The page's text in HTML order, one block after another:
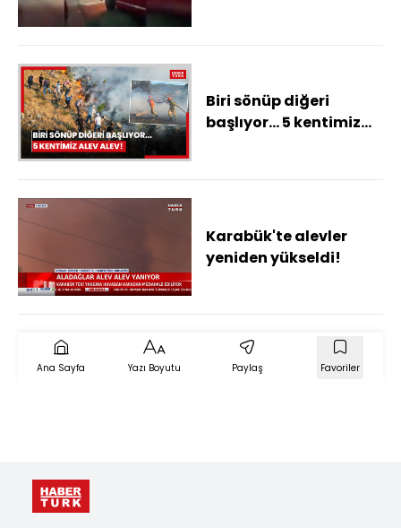
Biri sönüp diğeri
başlıyor... 5 kentimiz
Karabük'te alevler
yeniden yükseldi!
Ana Sayfa Yazı Boyutu Paylaş Favoriler